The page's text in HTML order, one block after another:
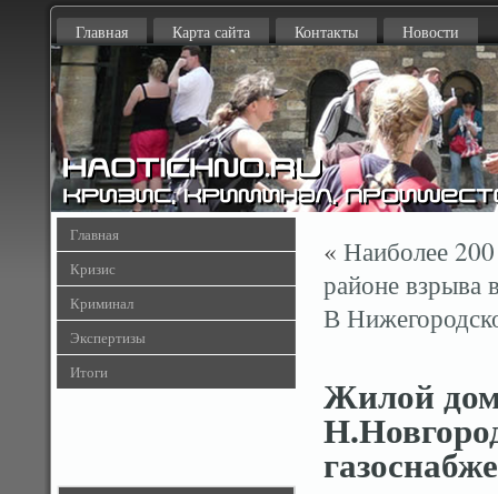
Главная Карта сайта Контакты Новости
Главная
Кризис
Криминал
Экспертизы
Итоги
« Наиболее
районе взрыва
В
Жилой